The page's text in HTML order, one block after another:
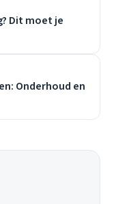
Dit moet je
Onderhoud en